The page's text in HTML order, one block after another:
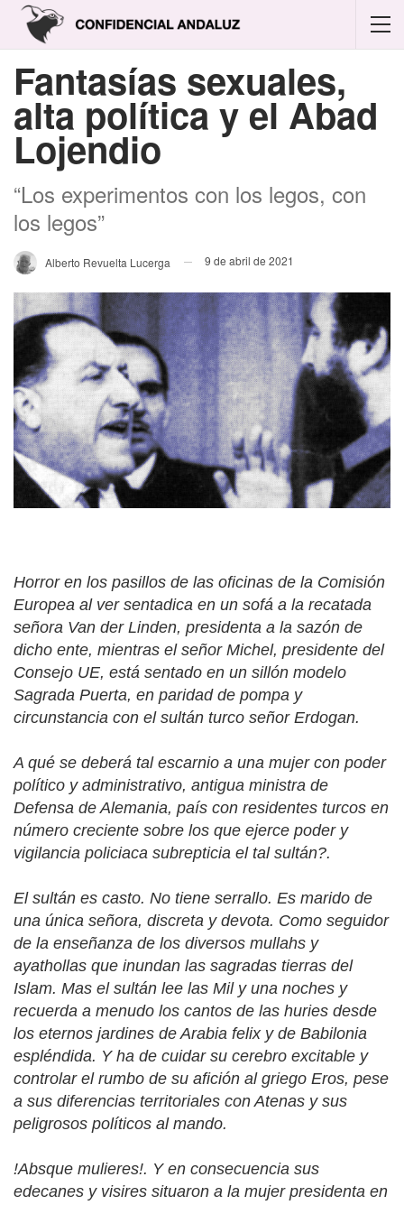
Fantasías sexuales,
alta política y el Abad
Lojendio
“Los experimentos con los legos, con
los legos”
Alberto Revuelta Lucerga 9 de abril de 2021
Horror en los pasillos de las oficinas de la Comisión
Europea al ver sentadica en un sofá a la recatada
señora Van der Linden, presidenta a la sazón de
dicho ente, mientras el señor Michel, presidente del
Consejo UE, está sentado en un sillón modelo
Sagrada Puerta, en paridad de pompa y
circunstancia con el sultán turco señor Erdogan.
A qué se deberá tal escarnio a una mujer con poder
político y administrativo, antigua ministra de
Defensa de Alemania, país con residentes turcos en
número creciente sobre los que ejerce poder y
vigilancia policiaca subrepticia el tal sultán?.
El sultán es casto. No tiene serrallo. Es marido de
una única señora, discreta y devota. Como seguidor
de la enseñanza de los diversos mullahs y
ayathollas que inundan las sagradas tierras del
Islam. Mas el sultán lee las Mil y una noches y
recuerda a menudo los cantos de las huries desde
los eternos jardines de Arabia felix y de Babilonia
espléndida. Y ha de cuidar su cerebro excitable y
controlar el rumbo de su afición al griego Eros, pese
a sus diferencias territoriales con Atenas y sus
peligrosos políticos al mando.
!Absque mulieres!. Y en consecuencia sus
edecanes y visires situaron a la mujer presidenta en